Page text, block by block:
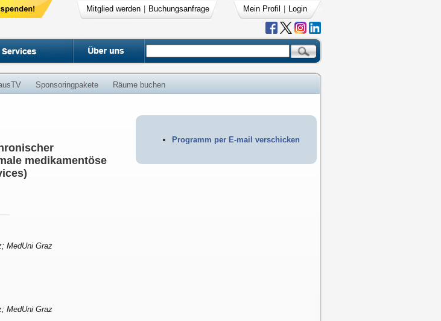
Mitglied werden Buchungsanfrage Mein Profil Login
Sponsoringpakete Räume buchen
Programm per E-mail verschicken
medikamentöse
MedUni Graz
MedUni Graz